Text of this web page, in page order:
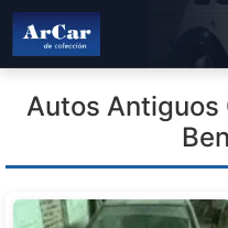
Autos Antiguos